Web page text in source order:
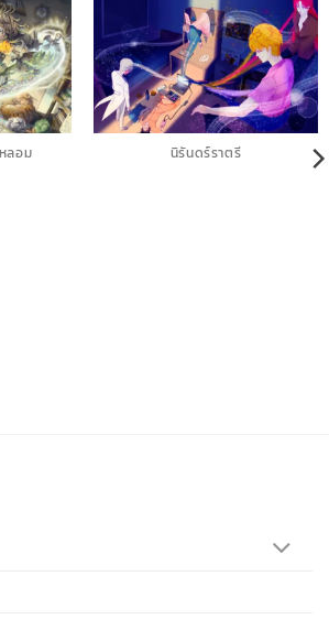
ลอม นิรันดร์ราตรี